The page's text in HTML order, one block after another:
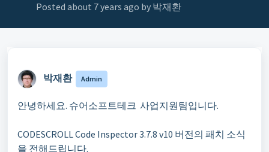
Posted about 7 years ago by 박재환 ㅤ
박재환 ㅤ Admin
안녕하세요. 슈어소프트테크 사업지원팀입니다.
CODESCROLL Code Inspector 3.7.8 v10 버전의 패치 소식
을 전해드립니다.